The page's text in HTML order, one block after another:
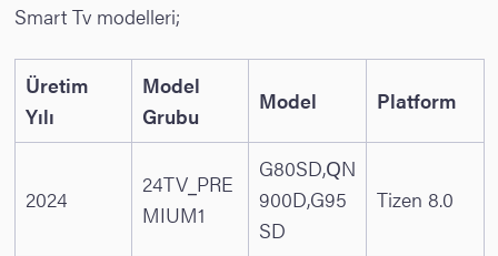
Smart Tv modelleri;
Üretim
Yılı
Model
Grubu
Model Platform
2024
24TV_PRE
MIUM1
G80SD,QN
900D,G95
SD
Tizen 8.0